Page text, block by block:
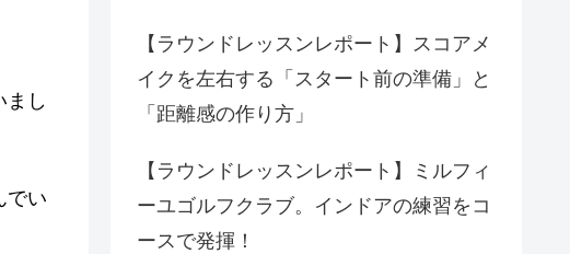
まし
でい
【ラウンドレッスンレポート】スコアメ
イクを左右する「スタート前の準備」と
「距離感の作り方」
【ラウンドレッスンレポート】ミルフィ
ーユゴルフクラブ。インドアの練習をコ
ースで発揮！